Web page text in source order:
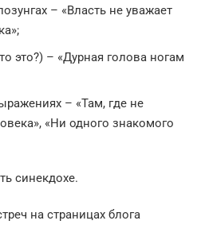
– «Власть не уважает
это?) – «Дурная голова ногам
– «Там, где не
«Ни одного знакомого
синекдохе.
на страницах блога